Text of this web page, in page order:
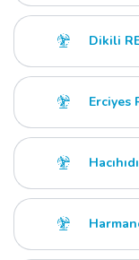
Dikili
Erciyes